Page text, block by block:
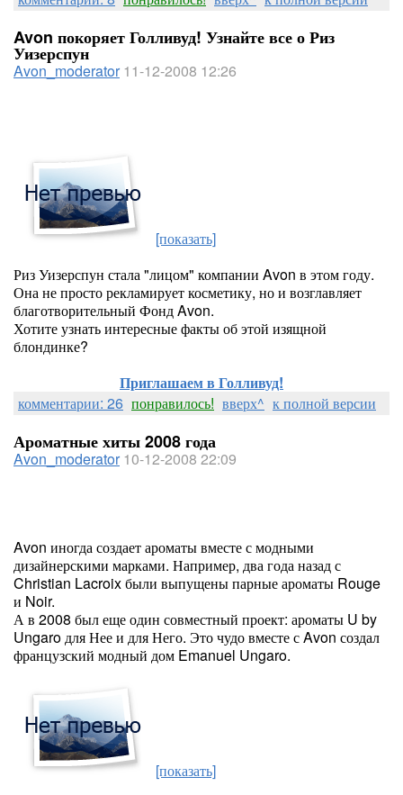
Avon покоряет Голливуд! Узнайте все о Риз
Уизерспун
Avon_moderator 11-12-2008 12:26
[показать]
Риз Уизерспун стала "лицом" компании Avon в этом году.
Она не просто рекламирует косметику, но и возглавляет
благотворительный Фонд Avon.
Хотите узнать интересные факты об этой изящной
блондинке?
Приглашаем в Голливуд!
комментарии: 26 понравилось! вверх^ к полной версии
Ароматные хиты 2008 года
Avon_moderator 10-12-2008 22:09
Avon иногда создает ароматы вместе с модными
дизайнерскими марками. Например, два года назад с
Christian Lacroix были выпущены парные ароматы Rouge
и Noir.
А в 2008 был еще один совместный проект: ароматы U by
Ungaro для Нее и для Него. Это чудо вместе с Avon создал
французский модный дом Emanuel Ungaro.
[показать]